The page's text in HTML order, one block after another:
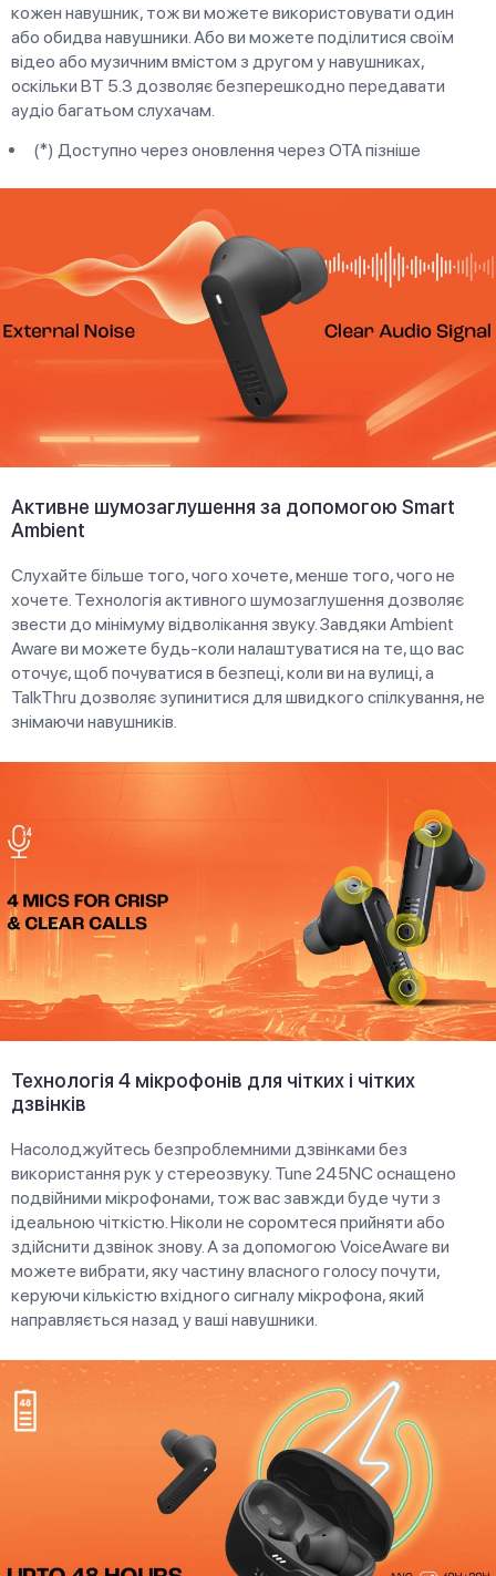
кожен навушник, тож ви можете використовувати один
або обидва навушники. Або ви можете поділитися своїм
відео або музичним вмістом з другом у навушниках,
оскільки BT 5.3 дозволяє безперешкодно передавати
аудіо багатьом слухачам.
(*) Доступно через оновлення через OTA пізніше
Активне шумозаглушення за допомогою Smart
Ambient
Слухайте більше того, чого хочете, менше того, чого не
хочете. Технологія активного шумозаглушення дозволяє
звести до мінімуму відволікання звуку. Завдяки Ambient
Aware ви можете будь-коли налаштуватися на те, що вас
оточує, щоб почуватися в безпеці, коли ви на вулиці, а
TalkThru дозволяє зупинитися для швидкого спілкування, не
знімаючи навушників.
Технологія 4 мікрофонів для чітких і чітких
дзвінків
Насолоджуйтесь безпроблемними дзвінками без
використання рук у стереозвуку. Tune 245NC оснащено
подвійними мікрофонами, тож вас завжди буде чути з
ідеальною чіткістю. Ніколи не соромтеся прийняти або
здійснити дзвінок знову. А за допомогою VoiceAware ви
можете вибрати, яку частину власного голосу почути,
керуючи кількістю вхідного сигналу мікрофона, який
направляється назад у ваші навушники.